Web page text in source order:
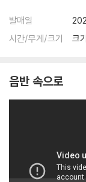
발매일
시간/무게/크기
크
음반 속으로